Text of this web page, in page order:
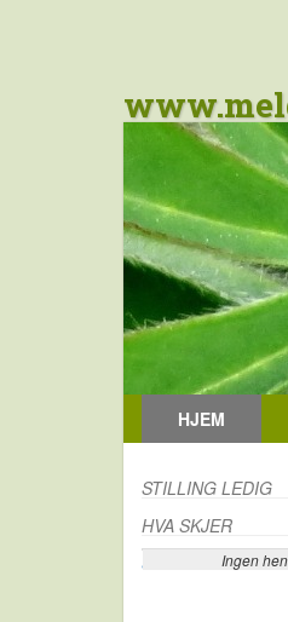
HJEM
STILLING LEDIG
HVA SKJER
Ingen
Se flere…